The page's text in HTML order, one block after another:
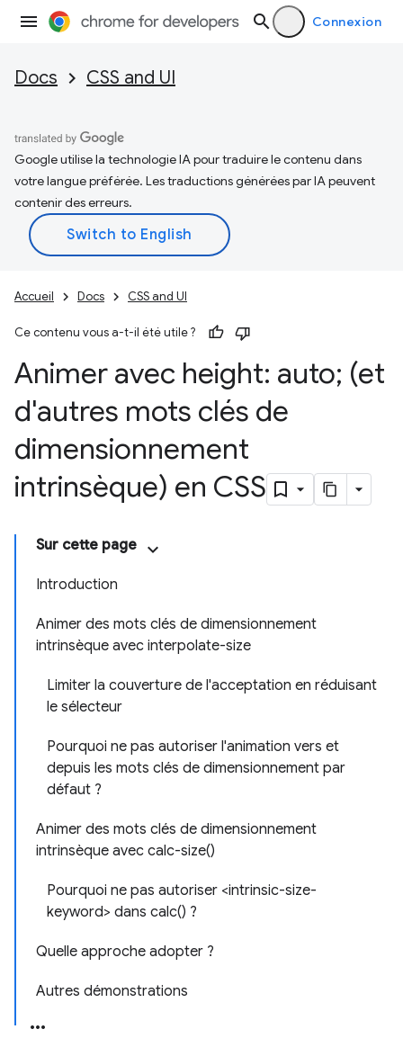
Connexion
Docs CSS and UI
Google utilise la technologie IA pour traduire le contenu dans
votre langue préférée. Les traductions générées par IA peuvent
contenir des erreurs.
Accueil Docs CSS and UI
Ce contenu vous a-t-il été utile ?
Animer avec height: auto; (et
d'autres mots clés de
dimensionnement
intrinsèque) en CSS
Sur cette page
Introduction
Animer des mots clés de dimensionnement
intrinsèque avec interpolate-size
Limiter la couverture de l'acceptation en réduisant
le sélecteur
Pourquoi ne pas autoriser l'animation vers et
depuis les mots clés de dimensionnement par
défaut ?
Animer des mots clés de dimensionnement
intrinsèque avec calc-size()
Pourquoi ne pas autoriser <intrinsic-size-
keyword> dans calc() ?
Quelle approche adopter ?
Autres démonstrations